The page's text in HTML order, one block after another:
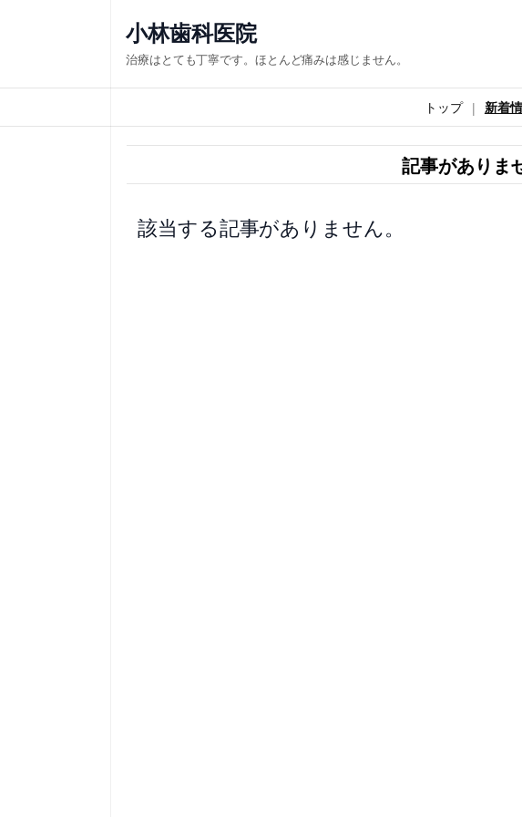
ス
キ
小林歯科医院
治療はとても丁寧です。ほとんど痛みは感じません。
トップ 新着
記事がありま
該当する記事がありません。